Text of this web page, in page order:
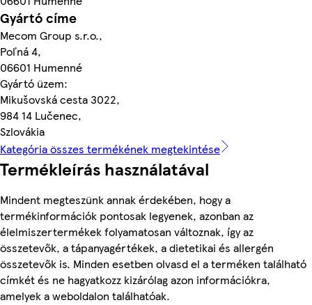
Gyártó címe
Mecom Group s.r.o.,
Poľná 4,
06601 Humenné
Gyártó üzem:
Mikušovská cesta 3022,
984 14 Lučenec,
Szlovákia
Kategória összes termékének megtekintése
Termékleírás használatával
Mindent megteszünk annak érdekében, hogy a
termékinformációk pontosak legyenek, azonban az
élelmiszertermékek folyamatosan változnak, így az
összetevők, a tápanyagértékek, a dietetikai és allergén
összetevők is. Minden esetben olvasd el a terméken található
címkét és ne hagyatkozz kizárólag azon információkra,
amelyek a weboldalon találhatóak.